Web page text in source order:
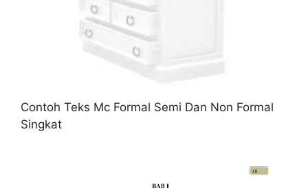
Contoh Teks Mc Formal Semi Dan Non Formal
Singkat